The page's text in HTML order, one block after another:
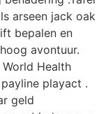
arseen jack oak
bepalen en
avontuur.
Health
playact .
geld